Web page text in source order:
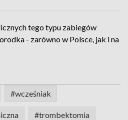
tego typu zabiegów
- zarówno w Polsce, jak i na
#wcześniak
#trombektomia